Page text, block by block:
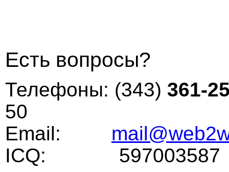
Есть вопросы?
Телефоны: (343) 361-
50
Email:
ICQ: 597003587